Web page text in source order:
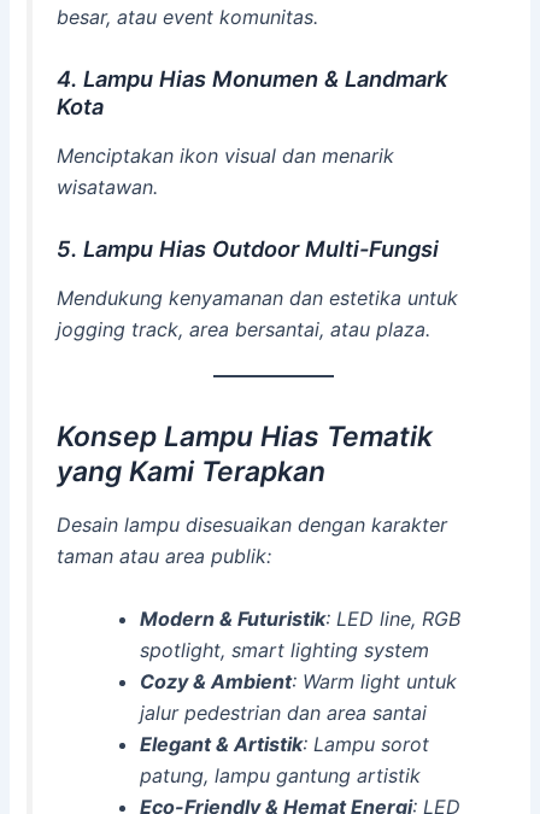
besar, atau event komunitas.
4. Lampu Hias Monumen & Landmark
Kota
Menciptakan ikon visual dan menarik
wisatawan.
5. Lampu Hias Outdoor Multi-Fungsi
Mendukung kenyamanan dan estetika untuk
jogging track, area bersantai, atau plaza.
Konsep Lampu Hias Tematik
yang Kami Terapkan
Desain lampu disesuaikan dengan karakter
taman atau area publik:
Modern & Futuristik: LED line, RGB
spotlight, smart lighting system
Cozy & Ambient: Warm light untuk
jalur pedestrian dan area santai
Elegant & Artistik: Lampu sorot
patung, lampu gantung artistik
Eco-Friendly & Hemat Energi: LED